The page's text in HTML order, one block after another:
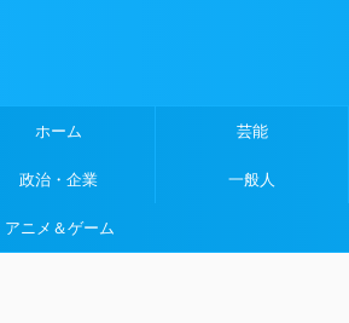
ホーム 芸能
政治・企業 一般人
アニメ＆ゲーム